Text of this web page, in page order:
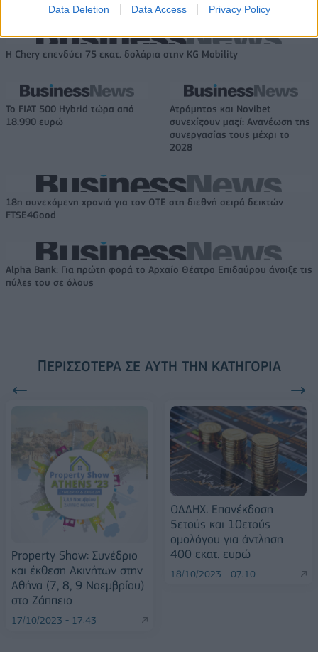
Data Deletion Data Access Privacy Policy
Η Chery επενδύει 75 εκατ. δολάρια στην KG Mobility
Το FIAT 500 Hybrid τώρα από
18.990 ευρώ
Ατρόμητος και Novibet
συνεχίζουν μαζί: Ανανέωση της
συνεργασίας τους μέχρι το
2028
18η συνεχόμενη χρονιά για τον ΟΤΕ στη διεθνή σειρά δεικτών
FTSE4Good
Alpha Bank: Για πρώτη φορά το Αρχαίο Θέατρο Επιδαύρου άνοιξε τις
πύλες του σε όλους
ΠΕΡΙΣΣΌΤΕΡΑ ΣΕ ΑΥΤΉ ΤΗΝ ΚΑΤΗΓΟΡΊΑ
Property Show: Συνέδριο
και έκθεση Ακινήτων στην
Αθήνα (7, 8, 9 Νοεμβρίου)
στο Ζάππειο
17/10/2023 - 17:43
ΟΔΔΗΧ: Επανέκδοση
5ετούς και 10ετούς
ομολόγου για άντληση
400 εκατ. ευρώ
18/10/2023 - 07:10